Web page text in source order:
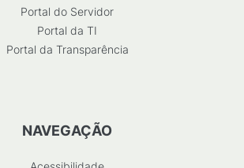
Portal do Servidor
Portal da TI
Portal da Transparência
NAVEGAÇÃO